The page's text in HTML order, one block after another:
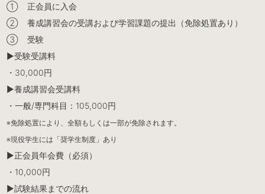
① 正会員に入会
② 養成講習会の受講および学習課題の提出（免除処置あり）
③ 受験
▶︎受験受講料
・30,000円
▶︎養成講習会受講料
・一般/専門科目：105,000円
※免除処置により、全額もしくは一部が免除されます。
※現役学生には「奨学生制度」あり
▶︎正会員年会費（必須）
・10,000円
▶︎試験結果までの流れ